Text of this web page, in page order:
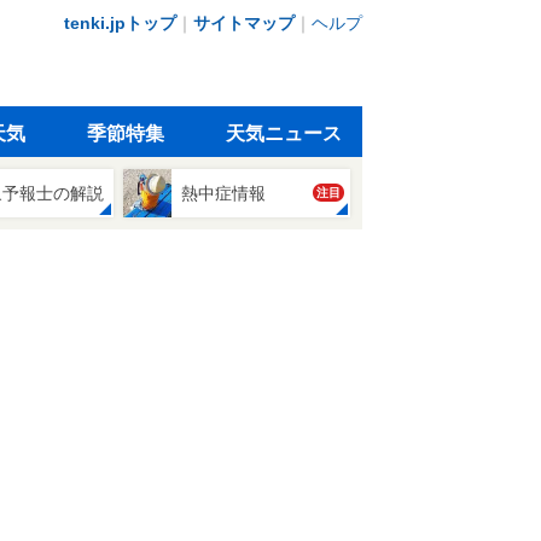
tenki.jpトップ｜ サイトマップ｜ ヘルプ
気 季節特集 天気ニュース
報士の解説 熱中症情報 注目